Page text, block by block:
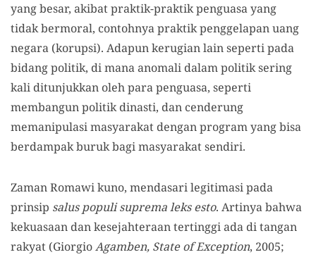
yang besar, akibat praktik-praktik penguasa yang
tidak bermoral, contohnya praktik penggelapan uang
negara (korupsi). Adapun kerugian lain seperti pada
bidang politik, di mana anomali dalam politik sering
kali ditunjukkan oleh para penguasa, seperti
membangun politik dinasti, dan cenderung
memanipulasi masyarakat dengan program yang bisa
berdampak buruk bagi masyarakat sendiri.
Zaman Romawi kuno, mendasari legitimasi pada
prinsip salus populi suprema leks esto. Artinya bahwa
kekuasaan dan kesejahteraan tertinggi ada di tangan
rakyat (GiorgioAgamben, State of Exception, 2005;